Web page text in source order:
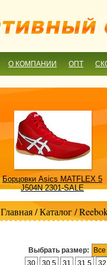
О КОМПАНИИ ОПТ
Борцовки Asics MATFLEX 5
J504N 2301-SALE
Главная/ Каталог /
Выбрать размер:
30
30.5 31 31.5
32